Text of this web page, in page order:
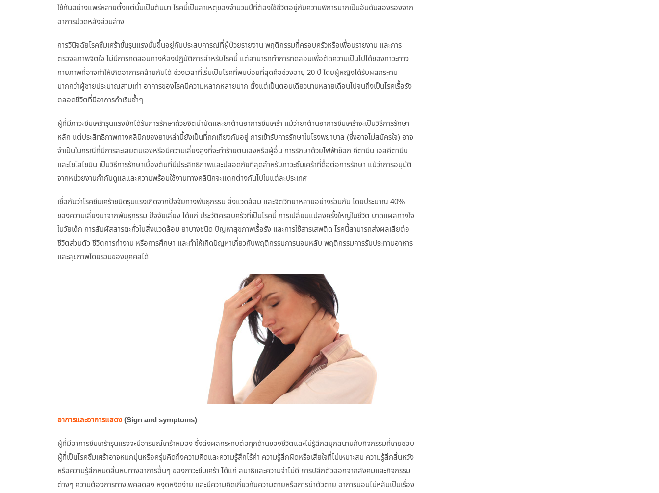
ใช้กันอย่างแพร่หลายตั้งแต่นั้นเป็นต้นมา โรคนี้เป็นสาเหตุของจำนวนปีที่ต้องใช้ชีวิตอยู่กับความพิการมากเป็นอันดับสองรองจาก
อาการปวดหลังส่วนล่าง
การวินิจฉัยโรคซึมเศร้าขั้นรุนแรงนั้นขึ้นอยู่กับประสบการณ์ที่ผู้ป่วยรายงาน พฤติกรรมที่ครอบครัวหรือเพื่อนรายงาน และการ
ตรวจสภาพจิตใจ ไม่มีการทดสอบทางห้องปฏิบัติการสำหรับโรคนี้ แต่สามารถทำการทดสอบเพื่อตัดความเป็นไปได้ของภาวะทาง
กายภาพที่อาจทำให้เกิดอาการคล้ายกันได้ ช่วงเวลาที่เริ่มเป็นโรคที่พบบ่อยที่สุดคือช่วงอายุ 20 ปี โดยผู้หญิงได้รับผลกระทบ
มากกว่าผู้ชายประมาณสามเท่า อาการของโรคมีความหลากหลายมาก ตั้งแต่เป็นตอนเดียวนานหลายเดือนไปจนถึงเป็นโรคเรื้อรัง
ตลอดชีวิตที่มีอาการกำเริบซ้ำๆ
ผู้ที่มีภาวะซึมเศร้ารุนแรงมักได้รับการรักษาด้วยจิตบำบัดและยาต้านอาการซึมเศร้า แม้ว่ายาต้านอาการซึมเศร้าจะเป็นวิธีการรักษา
หลัก แต่ประสิทธิภาพทางคลินิกของยาเหล่านี้ยังเป็นที่ถกเถียงกันอยู่ การเข้ารับการรักษาในโรงพยาบาล (ซึ่งอาจไม่สมัครใจ) อาจ
จำเป็นในกรณีที่มีการละเลยตนเองหรือมีความเสี่ยงสูงที่จะทำร้ายตนเองหรือผู้อื่น การรักษาด้วยไฟฟ้าช็อก คีตามีน เอสคีตามีน
และไซโลไซบิน เป็นวิธีการรักษาเบื้องต้นที่มีประสิทธิภาพและปลอดภัยที่สุดสำหรับภาวะซึมเศร้าที่ดื้อต่อการรักษา แม้ว่าการอนุมัติ
จากหน่วยงานกำกับดูแลและความพร้อมใช้งานทางคลินิกจะแตกต่างกันไปในแต่ละประเทศ
เชื่อกันว่าโรคซึมเศร้าชนิดรุนแรงเกิดจากปัจจัยทางพันธุกรรม สิ่งแวดล้อม และจิตวิทยาหลายอย่างร่วมกัน โดยประมาณ 40%
ของความเสี่ยงมาจากพันธุกรรม ปัจจัยเสี่ยง ได้แก่ ประวัติครอบครัวที่เป็นโรคนี้ การเปลี่ยนแปลงครั้งใหญ่ในชีวิต บาดแผลทางใจ
ในวัยเด็ก การสัมผัสสารตะกั่วในสิ่งแวดล้อม ยาบางชนิด ปัญหาสุขภาพเรื้อรัง และการใช้สารเสพติด โรคนี้สามารถส่งผลเสียต่อ
ชีวิตส่วนตัว ชีวิตการทำงาน หรือการศึกษา และทำให้เกิดปัญหาเกี่ยวกับพฤติกรรมการนอนหลับ พฤติกรรมการรับประทานอาหาร
และสุขภาพโดยรวมของบุคคลได้
อาการและอาการแสดง(Sign and symptoms)
ผู้ที่มีอาการซึมเศร้ารุนแรงจะมีอารมณ์เศร้าหมอง ซึ่งส่งผลกระทบต่อทุกด้านของชีวิตและไม่รู้สึกสนุกสนานกับกิจกรรมที่เคยชอบ
ผู้ที่เป็นโรคซึมเศร้าอาจหมกมุ่นหรือครุ่นคิดถึงความคิดและความรู้สึกไร้ค่า ความรู้สึกผิดหรือเสียใจที่ไม่เหมาะสม ความรู้สึกสิ้นหวัง
หรือความรู้สึกหมดสิ้นหนทางอาการอื่นๆ ของภาวะซึมเศร้า ได้แก่ สมาธิและความจำไม่ดี การปลีกตัวออกจากสังคมและกิจกรรม
ต่างๆ ความต้องการทางเพศลดลง หงุดหงิดง่าย และมีความคิดเกี่ยวกับความตายหรือการฆ่าตัวตาย อาการนอนไม่หลับเป็นเรื่อง